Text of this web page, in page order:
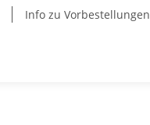
Info zu Vorbestellungen